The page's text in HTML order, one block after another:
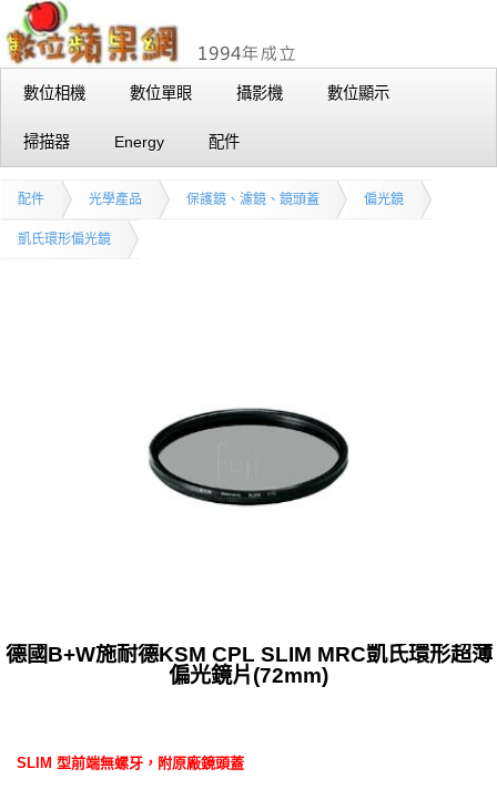
數位相機 數位單眼 攝影機 數位顯示
掃描器 Energy 配件
配件 光學產品 保護鏡、濾鏡、鏡頭蓋 偏光鏡
凱氏環形偏光鏡
德國B+W施耐德KSM CPL SLIM MRC凱氏環形超薄
偏光鏡片(72mm)
SLIM 型前端無螺牙，附原廠鏡頭蓋